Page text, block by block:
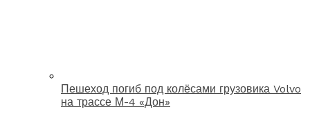
Пешеход погиб под колёсами грузовика Volvo
на трассе М-4 «Дон»